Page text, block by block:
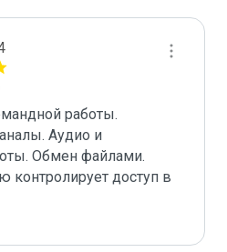
работы.
Аудио и
Обмен файлами.
контролирует доступ в